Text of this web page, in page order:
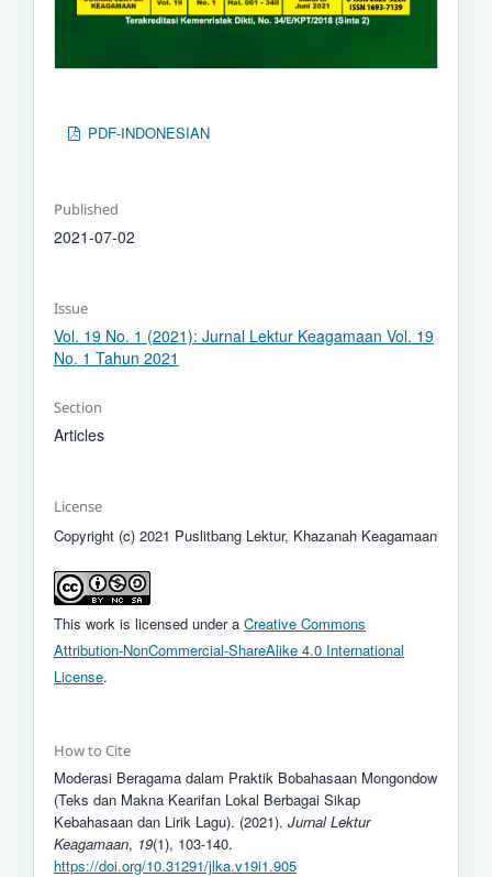
PDF-INDONESIAN
Published
2021-07-02
Issue
Vol. 19 No. 1 (2021): Jurnal Lektur Keagamaan Vol. 19
No. 1 Tahun 2021
Section
Articles
License
Copyright (c) 2021 Puslitbang Lektur, Khazanah Keagamaan
This work is licensed under a Creative Commons
Attribution-NonCommercial-ShareAlike 4.0 International
License.
How to Cite
Moderasi Beragama dalam Praktik Bobahasaan Mongondow
(Teks dan Makna Kearifan Lokal Berbagai Sikap
Kebahasaan dan Lirik Lagu). (2021). Jurnal Lektur
Keagamaan, 19(1), 103-140.
https://doi.org/10.31291/jlka.v19i1.905